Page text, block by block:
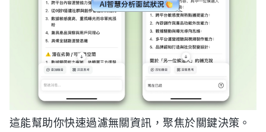
這能幫助你快速過濾無關資訊，聚焦於關鍵決策。